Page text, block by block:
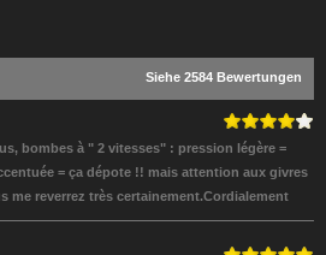
Siehe 2584 Bewertungen
bombes à " 2 vitesses" : pression légère =
= ça dépote !! mais attention aux givres
me reverrez très certainement.Cordialement